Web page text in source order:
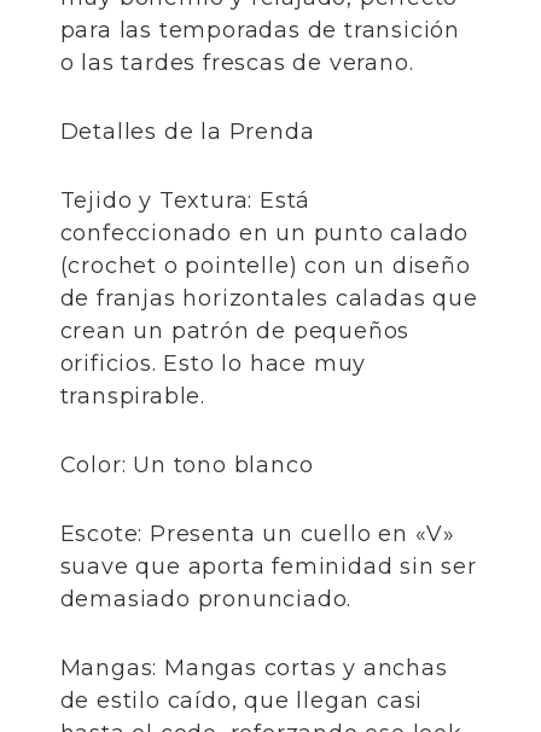
para las temporadas de transición
o las tardes frescas de verano.
​Detalles de la Prenda
​Tejido y Textura: Está
confeccionado en un punto calado
(crochet o pointelle) con un diseño
de franjas horizontales caladas que
crean un patrón de pequeños
orificios. Esto lo hace muy
transpirable.
​Color: Un tono blanco
​Escote: Presenta un cuello en «V»
suave que aporta feminidad sin ser
demasiado pronunciado.
​Mangas: Mangas cortas y anchas
de estilo caído, que llegan casi